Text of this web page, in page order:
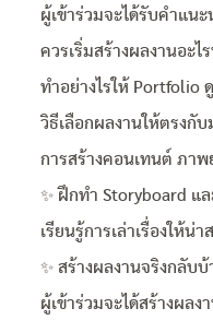
ผู้เข้าร่วมจะได้รับคำแนะ
ควรเริ่มสร้างผลงานอะไ
ทำอย่างไรให้ Portfolio
วิธีเลือกผลงานให้ตรงกั
การสร้างคอนเทนต์ ภาพ
✨ ฝึกทำ Storyboard แ
เรียนรู้การเล่าเรื่องให้
✨ สร้างผลงานจริงกลับบ้
ผู้เข้าร่วมจะได้สร้างผล